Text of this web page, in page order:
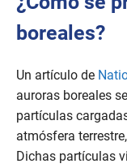
boreales?
Un artículo de
auroras boreales
partículas
atmósfera
Dichas partículas